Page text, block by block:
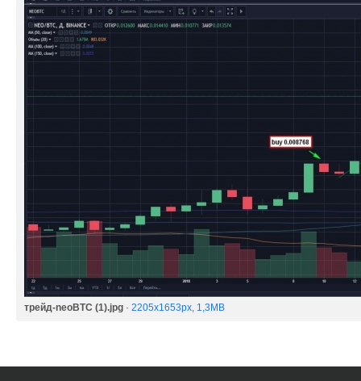
трейд-neoBTC (1).jpg · 2205x1653px, 1,3MB